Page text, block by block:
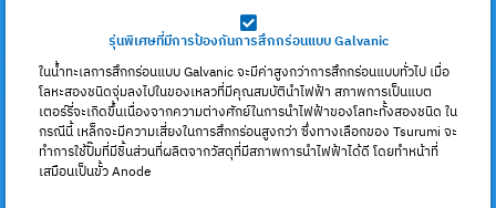
รุ่นพิเศษที่มีการป้องกันการสึกกร่อนแบบ Galvanic
ในน้ำทะเลการสึกกร่อนแบบ Galvanic จะมีค่าสูงกว่าการสึกกร่อนแบบทั่วไป เมื่อ
โลหะสองชนิดจุ่มลงไปในของเหลวที่มีคุณสมบัตินำไฟฟ้า สภาพการเป็นแบต
เตอร์รี่จะเกิดขึ้นเนื่องจากความต่างศักย์ในการนำไฟฟ้าของโลทะทั้งสองชนิด ใน
กรณีนี้ เหล็กจะมีความเสี่ยงในการสึกกร่อนสูงกว่า ซึ่งทางเลือกของ Tsurumi จะ
ทำการใช้ปั๊มที่มีชิ้นส่วนที่ผลิตจากวัสดุที่มีสภาพการนำไฟฟ้าได้ดี โดยทำหน้าที่
เสมือนเป็นขั้ว Anode